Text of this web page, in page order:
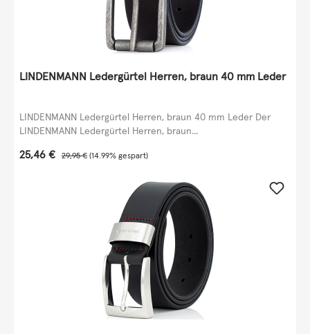
LINDENMANN Ledergürtel Herren, braun 40 mm Leder
LINDENMANN Ledergürtel Herren, braun 40 mm Leder Der
LINDENMANN Ledergürtel Herren, braun...
Verkaufspreis:
25,46 € Regulärer Preis:
29,95 € (14.99% gespart)